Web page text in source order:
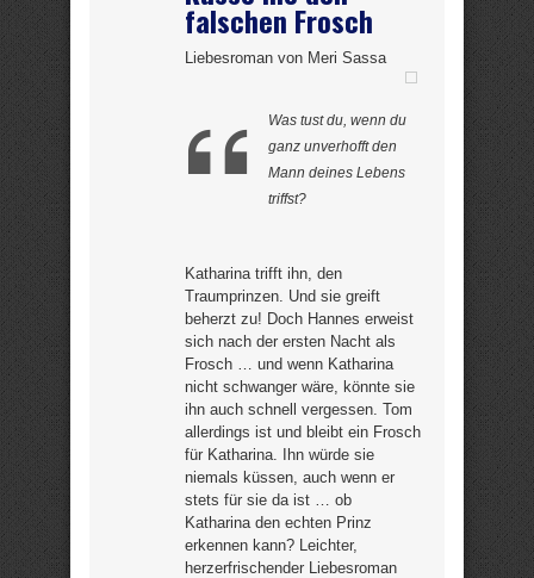
falschen Frosch
Liebesroman von Meri Sassa
Was tust du, wenn du
ganz unverhofft den
Mann deines Lebens
triffst?
Katharina trifft ihn, den
Traumprinzen. Und sie greift
beherzt zu! Doch Hannes erweist
sich nach der ersten Nacht als
Frosch … und wenn Katharina
nicht schwanger wäre, könnte sie
ihn auch schnell vergessen. Tom
allerdings ist und bleibt ein Frosch
für Katharina. Ihn würde sie
niemals küssen, auch wenn er
stets für sie da ist … ob
Katharina den echten Prinz
erkennen kann? Leichter,
herzerfrischender Liebesroman